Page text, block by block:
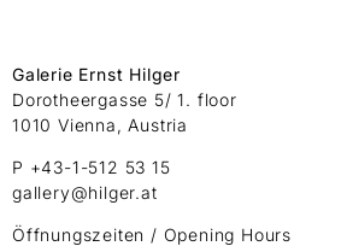
Galerie Ernst Hilger
Dorotheergasse 5/ 1. floor
1010 Vienna, Austria
P +43-1-512 53 15
gallery@hilger.at
Öffnungszeiten / Opening Hours